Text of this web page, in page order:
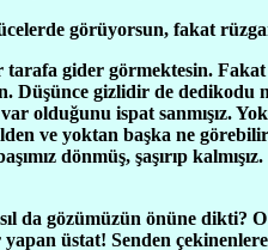
görüyorsun, fakat
tarafa gider görmektesin.
Düşünce gizlidir de dedikodu
olduğunu ispat sanmışız.
ve yoktan başka ne
dönmüş, şaşırıp
da gözümüzün önüne dikti?
üstat! Senden